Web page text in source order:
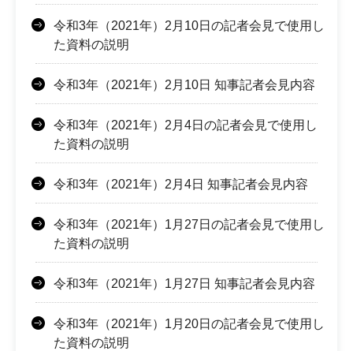
令和3年（2021年）2月10日の記者会見で使用し
た資料の説明
令和3年（2021年）2月10日 知事記者会見内容
令和3年（2021年）2月4日の記者会見で使用し
た資料の説明
令和3年（2021年）2月4日 知事記者会見内容
令和3年（2021年）1月27日の記者会見で使用し
た資料の説明
令和3年（2021年）1月27日 知事記者会見内容
令和3年（2021年）1月20日の記者会見で使用し
た資料の説明